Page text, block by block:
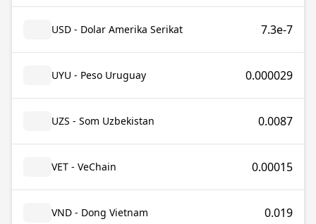
USD - Dolar Amerika Serikat 7.3e-7
UYU - Peso Uruguay 0.000029
UZS - Som Uzbekistan 0.0087
VET - VeChain 0.00015
VND - Dong Vietnam 0.019